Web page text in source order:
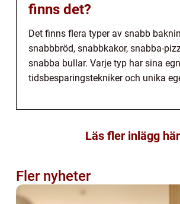
finns det?
Det finns flera typer av snabb
snabbbröd, snabbkakor, snabba-
snabba bullar. Varje typ har sina
tidsbesparingstekniker och unika
Läs fler inlägg här
Fler nyheter